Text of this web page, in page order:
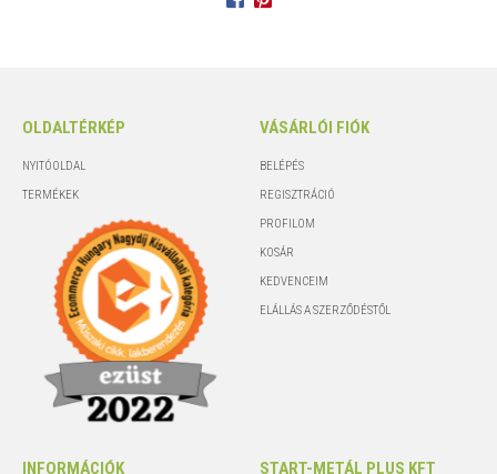
OLDALTÉRKÉP
NYITÓOLDAL
TERMÉKEK
VÁSÁRLÓI FIÓK
BELÉPÉS
REGISZTRÁCIÓ
PROFILOM
KOSÁR
KEDVENCEIM
ELÁLLÁS A SZERZŐDÉSTŐL
INFORMÁCIÓK START-METÁL PLUS KFT